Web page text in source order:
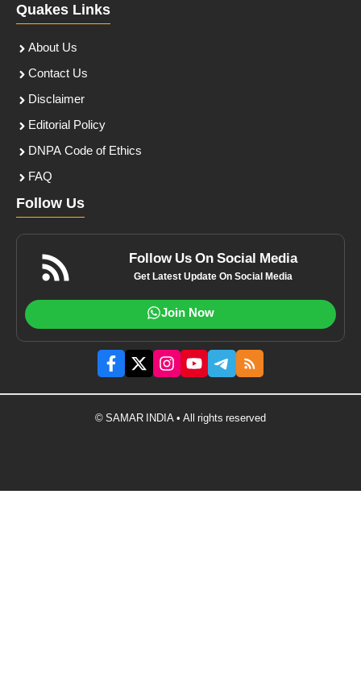
Quakes Links
About Us
Contact Us
Disclaimer
Editorial Policy
DNPA Code of Ethics
FAQ
Follow Us
Follow Us On Social Media
Get Latest Update On Social Media
Join Now
© SAMAR INDIA • All rights reserved